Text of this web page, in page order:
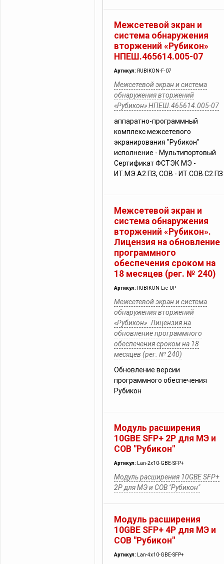
Межсетевой экран и
система обнаружения
вторжений «Рубикон»
НПЕШ.465614.005-07
Артикул: RUBIKON-F-07
Межсетевой экран и система
обнаружения вторжений
«Рубикон» НПЕШ.465614.005-07
аппаратно-программный
комплекс межсетевого
экранирования "Рубикон"
исполнение - Мультипортовый
Сертификат ФСТЭК МЭ -
ИТ.МЭ.А2.ПЗ, СОВ - ИТ.СОВ.С2.ПЗ
Межсетевой экран и
система обнаружения
вторжений «Рубикон».
Лицензия на обновление
программного
обеспечения сроком на
18 месяцев (рег. № 240)
Артикул: RUBIKON-Lic-UP
Межсетевой экран и система
обнаружения вторжений
«Рубикон». Лицензия на
обновление программного
обеспечения сроком на 18
месяцев (рег. № 240)
Обновление версии
программного обеспечения
Рубикон
Модуль расширения
10GBE SFP+ 2P для МЭ и
СОВ "Рубикон"
Артикул: Lan-2х10-GBE-SFP+
Модуль расширения 10GBE SFP+
2P для МЭ и СОВ "Рубикон"
Модуль расширения
10GBE SFP+ 4P для МЭ и
СОВ "Рубикон"
Артикул: Lan-4х10-GBE-SFP+